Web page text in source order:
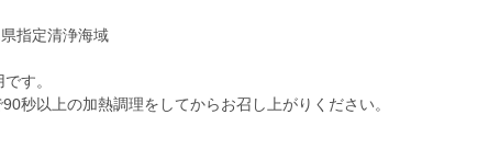
指定清浄海域
す。
秒以上の加熱調理をしてからお召し上がりください。